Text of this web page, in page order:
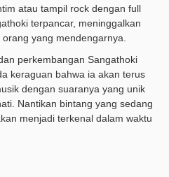
atau tampil rock dengan full
terpancar, meninggalkan
yang mendengarnya.
perkembangan Sangathoki
keraguan bahwa ia akan terus
dengan suaranya yang unik
Nantikan bintang yang sedang
menjadi terkenal dalam waktu